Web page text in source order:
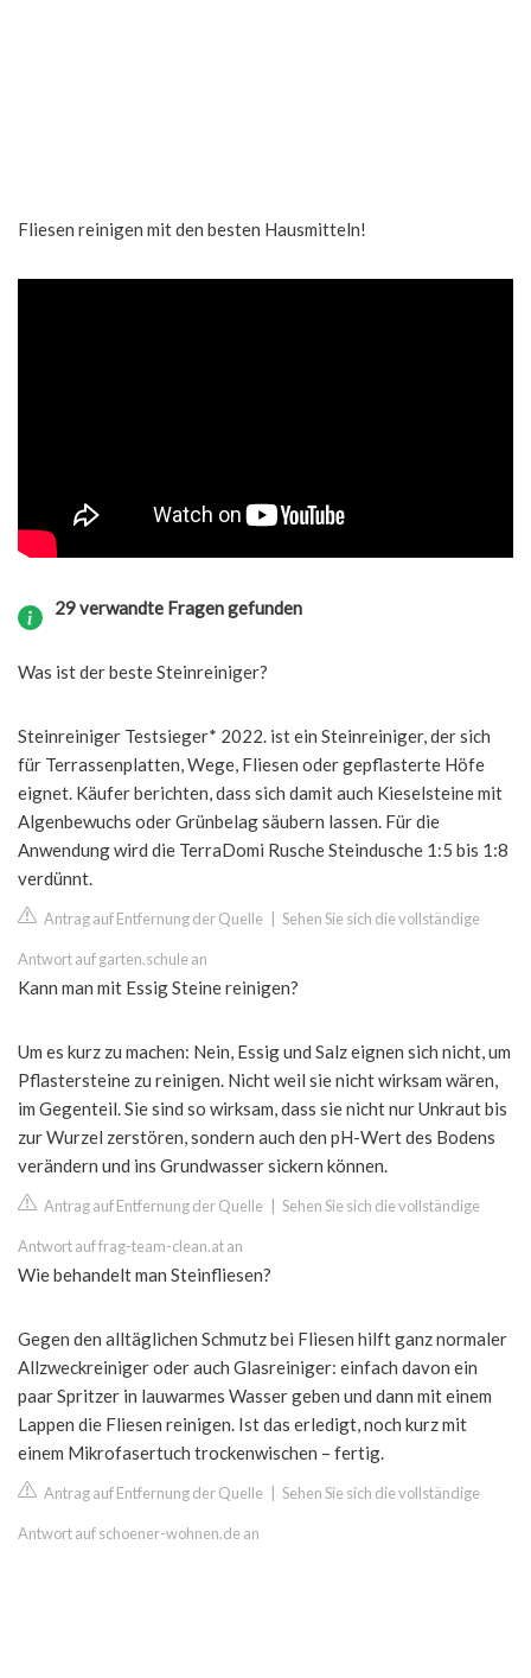
Fliesen reinigen mit den besten Hausmitteln!
29 verwandte Fragen gefunden
Was ist der beste Steinreiniger?
Steinreiniger Testsieger* 2022. ist ein Steinreiniger, der sich
für Terrassenplatten, Wege, Fliesen oder gepflasterte Höfe
eignet. Käufer berichten, dass sich damit auch Kieselsteine mit
Algenbewuchs oder Grünbelag säubern lassen. Für die
Anwendung wird die TerraDomi Rusche Steindusche 1:5 bis 1:8
verdünnt.
Antrag auf Entfernung der Quelle Sehen Sie sich die vollständige
Antwort auf garten.schule an
Kann man mit Essig Steine reinigen?
Um es kurz zu machen: Nein, Essig und Salz eignen sich nicht, um
Pflastersteine zu reinigen. Nicht weil sie nicht wirksam wären,
im Gegenteil. Sie sind so wirksam, dass sie nicht nur Unkraut bis
zur Wurzel zerstören, sondern auch den pH-Wert des Bodens
verändern und ins Grundwasser sickern können.
Antrag auf Entfernung der Quelle Sehen Sie sich die vollständige
Antwort auf frag-team-clean.at an
Wie behandelt man Steinfliesen?
Gegen den alltäglichen Schmutz bei Fliesen hilft ganz normaler
Allzweckreiniger oder auch Glasreiniger: einfach davon ein
paar Spritzer in lauwarmes Wasser geben und dann mit einem
Lappen die Fliesen reinigen. Ist das erledigt, noch kurz mit
einem Mikrofasertuch trockenwischen – fertig.
Antrag auf Entfernung der Quelle Sehen Sie sich die vollständige
Antwort auf schoener-wohnen.de an